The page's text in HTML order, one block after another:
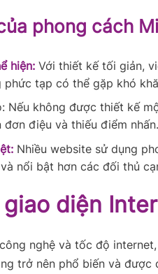
phong cách
hiện:Với thiết kế tối giản,
phức tạp có thể gặp khó
Nếu không được thiết kế
điệu và thiếu điểm nhấn.
Nhiều website sử dụng
nổi bật hơn các đối thủ
diện
nghệ và tốc độ
trở nên phổ biến và được